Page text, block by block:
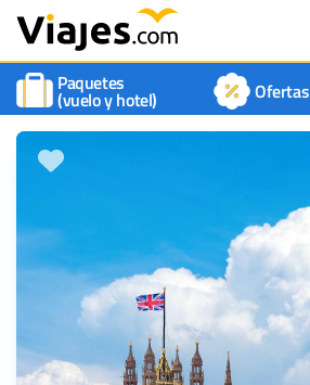
Paquetes
(vuelo y hotel) Ofertas